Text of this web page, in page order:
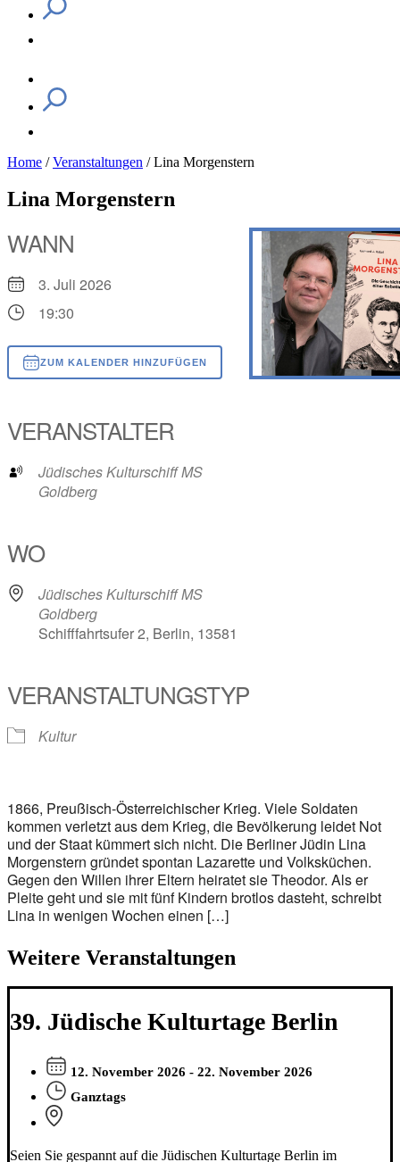
Home /Veranstaltungen /Lina Morgenstern
Lina Morgenstern
WANN
3. Juli 2026
19:30
ZUM KALENDER HINZUFÜGEN
VERANSTALTER
Jüdisches Kulturschiff MS
Goldberg
WO
Jüdisches Kulturschiff MS
Goldberg
Schifffahrtsufer 2, Berlin, 13581
VERANSTALTUNGSTYP
Kultur
1866, Preußisch-Österreichischer Krieg. Viele Soldaten
kommen verletzt aus dem Krieg, die Bevölkerung leidet Not
und der Staat kümmert sich nicht. Die Berliner Jüdin Lina
Morgenstern gründet spontan Lazarette und Volksküchen.
Gegen den Willen ihrer Eltern heiratet sie Theodor. Als er
Pleite geht und sie mit fünf Kindern brotlos dasteht, schreibt
Lina in wenigen Wochen einen […]
Weitere Veranstaltungen
39. Jüdische Kulturtage Berlin
12. November 2026 - 22. November 2026
Ganztags
Seien Sie gespannt auf die Jüdischen Kulturtage Berlin im